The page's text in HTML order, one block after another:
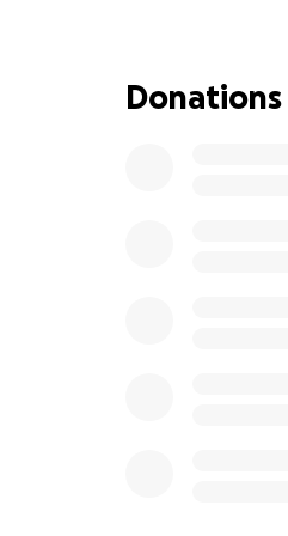
die finanziellen
Donations